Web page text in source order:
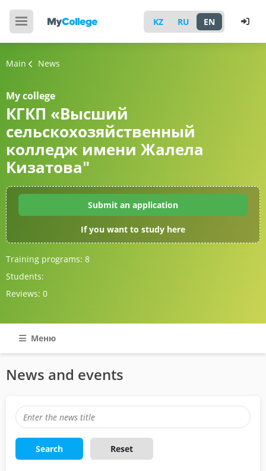
KZ RU EN
Main News
My college
КГКП «Высший
сельскохозяйственный
колледж имени Жалела
Кизатова"
Submit an application
If you want to study here
Training programs: 8
Students:
Reviews: 0
Меню
News and events
Search Reset